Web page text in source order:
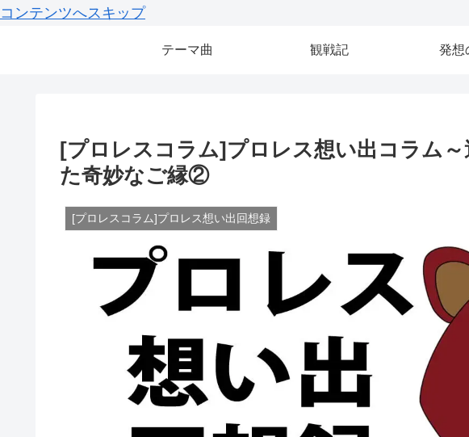
コンテンツへスキップ
テーマ曲 観戦記 発想
[プロレスコラム]プロレス想い出コラム
た奇妙なご縁②
[プロレスコラム]プロレス想い出回想録